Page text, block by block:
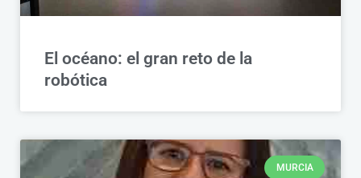
El océano: el gran reto de la
robótica
MURCIA